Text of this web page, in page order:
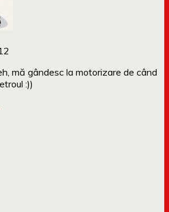
mă gândesc la motorizare de când
:))